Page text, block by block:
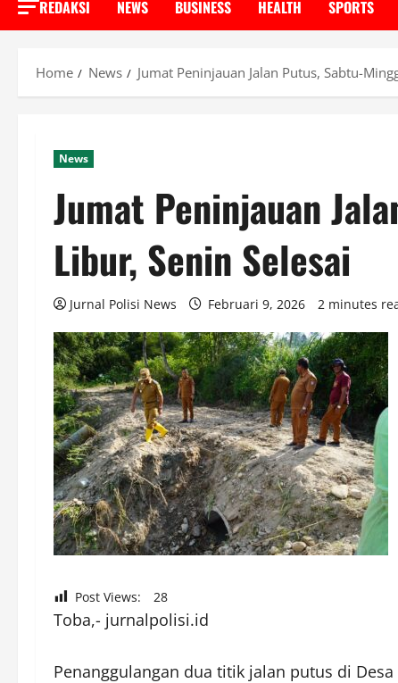
REDAKSI NEWS BUSINESS HEALTH SPORTS
Home News Jumat Peninjauan Jalan Putus, Sabtu-
News
Jumat Peninjauan
Libur, Senin Selesai
Jurnal Polisi News Februari 9, 2026 2 minutes
Post Views: 28
Toba,- jurnalpolisi.id
Penanggulangan dua titik jalan putus di